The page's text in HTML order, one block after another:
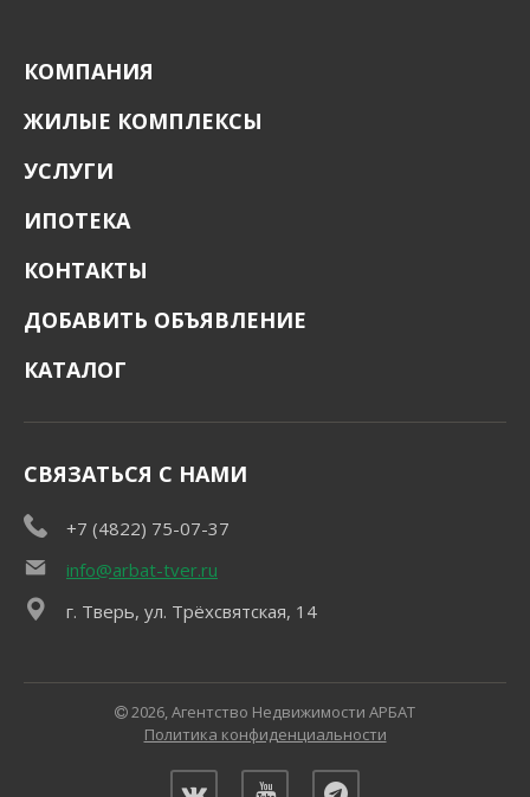
КОМПАНИЯ
ЖИЛЫЕ КОМПЛЕКСЫ
УСЛУГИ
ИПОТЕКА
КОНТАКТЫ
ДОБАВИТЬ ОБЪЯВЛЕНИЕ
КАТАЛОГ
СВЯЗАТЬСЯ С НАМИ
+7 (4822) 75-07-37
info@arbat-tver.ru
г. Тверь, ул. Трёхсвятская, 14
2026, Агентство Недвижимости АРБАТ
Политика конфиденциальности